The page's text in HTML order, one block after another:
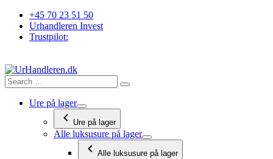
Videre
indhold
+45 70 23 51 50
Urhandleren Invest
Trustpilot:
Ure på lager
Ure på lager
Alle luksusure på lager
Alle luksusure på lager